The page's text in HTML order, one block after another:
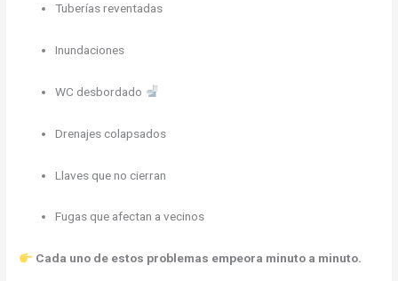
Tuberías reventadas
Inundaciones
WC desbordado
Drenajes colapsados
Llaves que no cierran
Fugas que afectan a vecinos
Cada uno de estos problemas empeora minuto a minuto.